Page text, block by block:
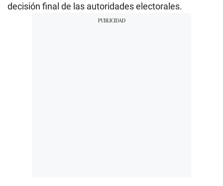
decisión final de las autoridades electorales.